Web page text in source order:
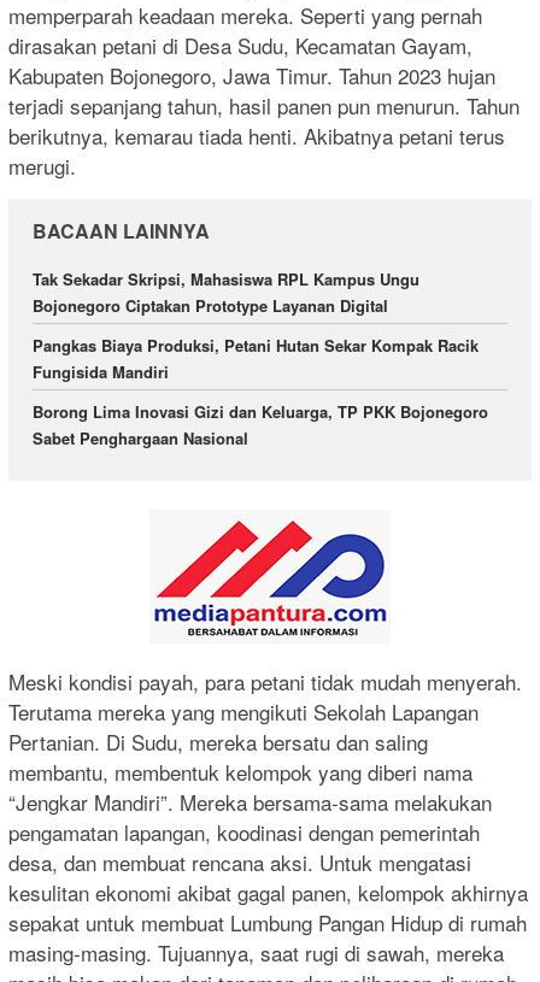
memperparah keadaan mereka. Seperti yang pernah
dirasakan petani di Desa Sudu, Kecamatan Gayam,
Kabupaten Bojonegoro, Jawa Timur. Tahun 2023 hujan
terjadi sepanjang tahun, hasil panen pun menurun. Tahun
berikutnya, kemarau tiada henti. Akibatnya petani terus
merugi.
BACAAN LAINNYA
Tak Sekadar Skripsi, Mahasiswa RPL Kampus Ungu
Bojonegoro Ciptakan Prototype Layanan Digital
Pangkas Biaya Produksi, Petani Hutan Sekar Kompak Racik
Fungisida Mandiri
Borong Lima Inovasi Gizi dan Keluarga, TP PKK Bojonegoro
Sabet Penghargaan Nasional
Meski kondisi payah, para petani tidak mudah menyerah.
Terutama mereka yang mengikuti Sekolah Lapangan
Pertanian. Di Sudu, mereka bersatu dan saling
membantu, membentuk kelompok yang diberi nama
“Jengkar Mandiri”. Mereka bersama-sama melakukan
pengamatan lapangan, koodinasi dengan pemerintah
desa, dan membuat rencana aksi. Untuk mengatasi
kesulitan ekonomi akibat gagal panen, kelompok akhirnya
sepakat untuk membuat Lumbung Pangan Hidup di rumah
masing-masing. Tujuannya, saat rugi di sawah, mereka